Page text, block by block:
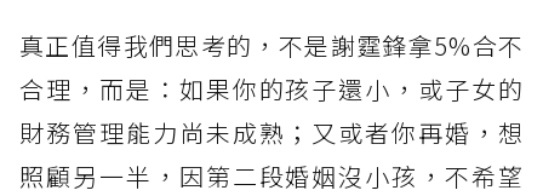
真正值得我們思考的，不是謝霆鋒拿5%合不
合理，而是：如果你的孩子還小，或子女的
財務管理能力尚未成熟；又或者你再婚，想
照顧另一半，因第二段婚姻沒小孩，不希望